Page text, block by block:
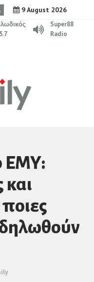
9 August 2026
Super88
Radio
ΕΜΥ:
και